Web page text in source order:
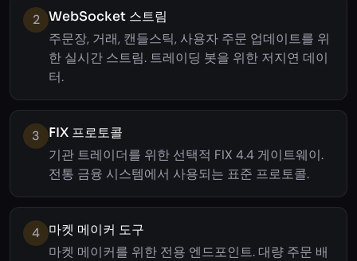
2 WebSocket 스트림
주문장, 거래, 캔들스틱, 사용자 주문 업데이트를 위
한 실시간 스트림. 트레이딩 봇을 위한 저지연 데이
터.
3
FIX 프로토콜
기관 트레이더를 위한 선택적 FIX 4.4 게이트웨이.
전통 금융 시스템에서 사용되는 표준 프로토콜.
4 마켓 메이커 도구
마켓 메이커를 위한 전용 엔드포인트. 대량 주문 배